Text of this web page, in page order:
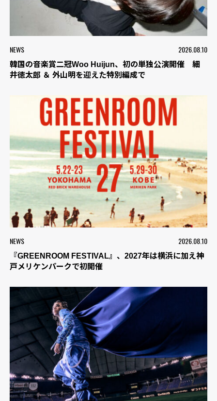
NEWS 2026.08.10
韓国の音楽賞二冠Woo Huijun、初の単独公演開催 細
井徳太郎 ＆ 外山明を迎えた特別編成で
NEWS 2026.08.10
『GREENROOM FESTIVAL』、2027年は横浜に加え神
戸メリケンパークで初開催